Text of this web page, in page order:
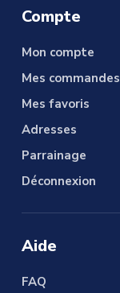
Compte
Mon compte
Mes commandes
Mes favoris
Adresses
Parrainage
Déconnexion
Aide
FAQ